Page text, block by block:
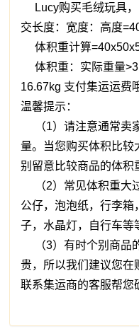
Lucy购买毛绒玩具，
交长度：宽度：高度
体积重计算
体积重：实际重量>3
16.67kg 支付集运运费
温馨提示：
（1）请注意通常卖
量。当您购买体积比较
别留意比较商品的体积
（2）常见体积重大
公仔，泡泡纸，行李箱
子，水晶灯，自行车等
（3）有时个别商品
贵，所以我们建议您在
联系集运商的客服帮您